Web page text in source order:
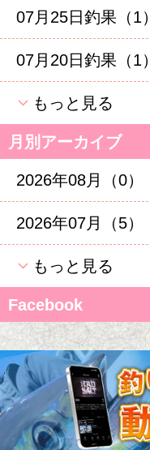
07月25日釣果（1）
07月20日釣果（1）
もっと見る
月別アーカイブ
2026年08月（0）
2026年07月（5）
もっと見る
Facebook